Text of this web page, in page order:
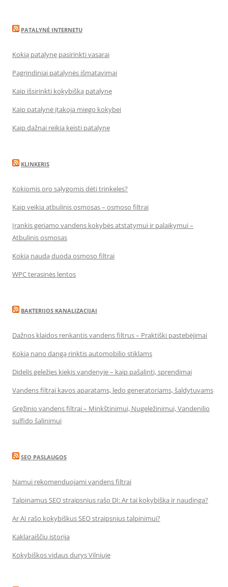
PATALYNĖ INTERNETU
Kokią patalynę pasirinkti vasarai
Pagrindiniai patalynės išmatavimai
Kaip išsirinkti kokybišką patalynę
Kaip patalynė įtakoja miego kokybei
Kaip dažnai reikia keisti patalynę
KLINKERIS
Kokiomis oro sąlygomis dėti trinkeles?
Kaip veikia atbulinis osmosas – osmoso filtrai
Įrankis geriamo vandens kokybės atstatymui ir palaikymui –
Atbulinis osmosas
Kokią naudą duoda osmoso filtrai
WPC terasinės lentos
BAKTERIJOS KANALIZACIJAI
Dažnos klaidos renkantis vandens filtrus – Praktiški pastebėjimai
Kokią nano dangą rinktis automobilio stiklams
Didelis geležies kiekis vandenyje – kaip pašalinti, sprendimai
Vandens filtrai kavos aparatams, ledo generatoriams, šaldytuvams
Gręžinio vandens filtrai – Minkštinimui, Nugeležinimui, Vandenilio
sulfido šalinimui
SEO PASLAUGOS
Namui rekomenduojami vandens filtrai
Talpinamus SEO straipsnius rašo DI: Ar tai kokybiška ir naudinga?
Ar AI rašo kokybiškus SEO straipsnius talpinimui?
Kaklaraiščių istorija
Kokybiškos vidaus durys Vilniuje